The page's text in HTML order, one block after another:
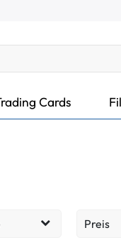
Cards
Preis